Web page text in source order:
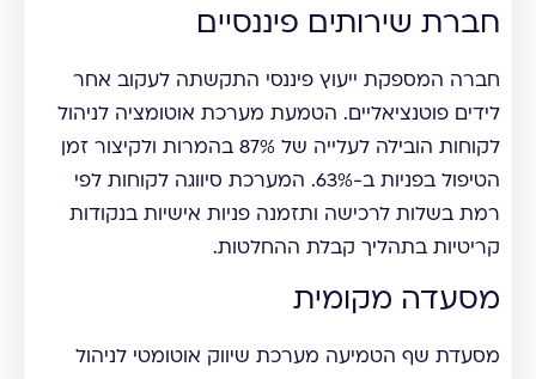
חברת שירותים פיננסיים
חברה המספקת ייעוץ פיננסי התקשתה לעקוב אחר
לידים פוטנציאליים. הטמעת מערכת אוטומציה לניהול
לקוחות הובילה לעלייה של 87% בהמרות ולקיצור זמן
הטיפול בפניות ב-63%. המערכת סיווגה לקוחות לפי
רמת בשלות לרכישה ותזמנה פניות אישיות בנקודות
קריטיות בתהליך קבלת ההחלטות.
מסעדה מקומית
מסעדת שף הטמיעה מערכת שיווק אוטומטי לניהול